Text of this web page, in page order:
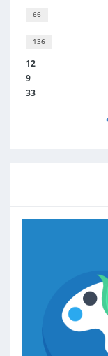
66
136
12
9
33